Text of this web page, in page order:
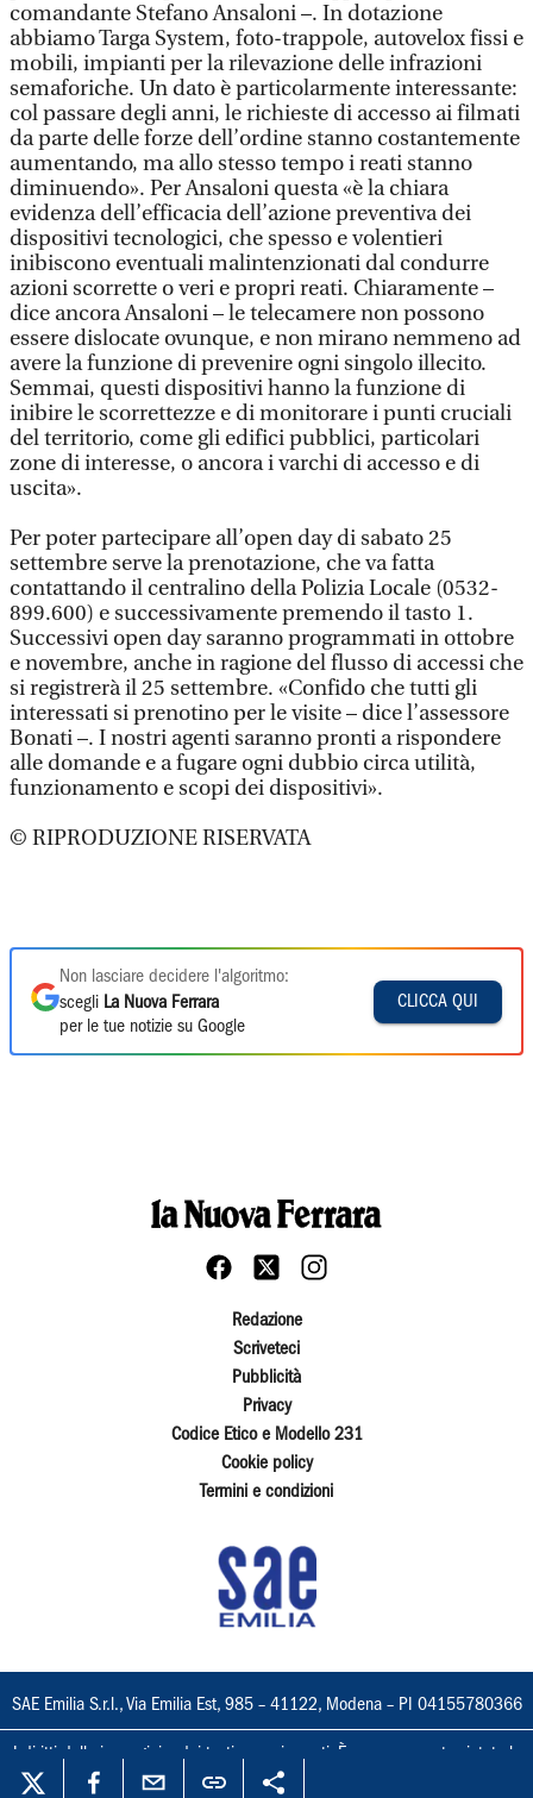
comandante Stefano Ansaloni –. In dotazione
abbiamo Targa System, foto-trappole, autovelox fissi e
mobili, impianti per la rilevazione delle infrazioni
semaforiche. Un dato è particolarmente interessante:
col passare degli anni, le richieste di accesso ai filmati
da parte delle forze dell’ordine stanno costantemente
aumentando, ma allo stesso tempo i reati stanno
diminuendo». Per Ansaloni questa «è la chiara
evidenza dell’efficacia dell’azione preventiva dei
dispositivi tecnologici, che spesso e volentieri
inibiscono eventuali malintenzionati dal condurre
azioni scorrette o veri e propri reati. Chiaramente –
dice ancora Ansaloni – le telecamere non possono
essere dislocate ovunque, e non mirano nemmeno ad
avere la funzione di prevenire ogni singolo illecito.
Semmai, questi dispositivi hanno la funzione di
inibire le scorrettezze e di monitorare i punti cruciali
del territorio, come gli edifici pubblici, particolari
zone di interesse, o ancora i varchi di accesso e di
uscita».
Per poter partecipare all’open day di sabato 25
settembre serve la prenotazione, che va fatta
contattando il centralino della Polizia Locale (0532-
899.600) e successivamente premendo il tasto 1.
Successivi open day saranno programmati in ottobre
e novembre, anche in ragione del flusso di accessi che
si registrerà il 25 settembre. «Confido che tutti gli
interessati si prenotino per le visite – dice l’assessore
Bonati –. I nostri agenti saranno pronti a rispondere
alle domande e a fugare ogni dubbio circa utilità,
funzionamento e scopi dei dispositivi».
© RIPRODUZIONE RISERVATA
Non lasciare decidere l'algoritmo:
scegli La Nuova Ferrara
per le tue notizie su Google
CLICCA QUI
Redazione
Scriveteci
Pubblicità
Privacy
Codice Etico e Modello 231
Cookie policy
Termini e condizioni
SAE Emilia S.r.l., Via Emilia Est, 985 – 41122, Modena – PI 04155780366
I diritti delle immagini e dei testi sono riservati. È espressamente vietata la
loro riproduzione con qualsiasi mezzo e l'adattamento totale o parziale.